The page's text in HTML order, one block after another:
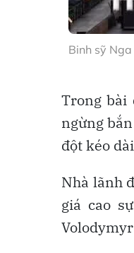
Binh sỹ
Trong bài
ngừng
đột kéo
Nhà lãnh
giá cao